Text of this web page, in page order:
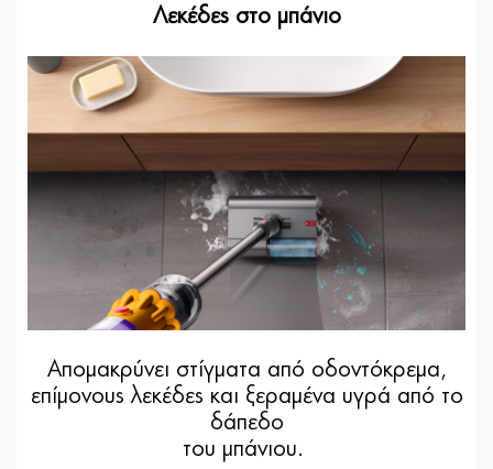
Λεκέδες στο μπάνιο
Απομακρύνει στίγματα από οδοντόκρεμα,
επίμονους λεκέδες και ξεραμένα υγρά από το
δάπεδο
του μπάνιου.